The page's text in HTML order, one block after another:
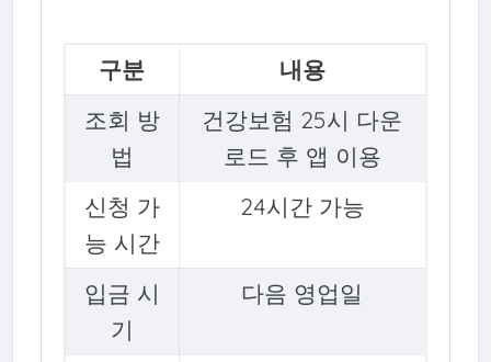
구분
내용
조회 방
법
건강보험 25시 다운
로드 후 앱 이용
신청 가
능 시간
24시간 가능
입금 시
기
다음 영업일